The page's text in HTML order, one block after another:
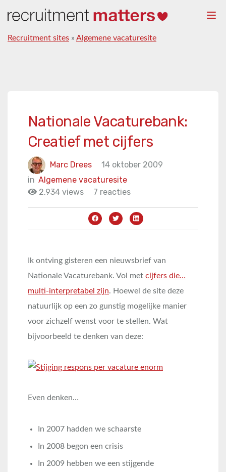
Recruitment sites » Algemene vacaturesite
Nationale Vacaturebank:
Creatief met cijfers
Marc Drees
14 oktober 2009
in Algemene vacaturesite
2.934 views
7 reacties
Ik ontving gisteren een nieuwsbrief van
Nationale Vacaturebank. Vol met cijfers die…
multi-interpretabel zijn. Hoewel de site deze
natuurlijk op een zo gunstig mogelijke manier
voor zichzelf wenst voor te stellen. Wat
bijvoorbeeld te denken van deze:
Even denken…
In 2007 hadden we schaarste
In 2008 begon een crisis
In 2009 hebben we een stijgende